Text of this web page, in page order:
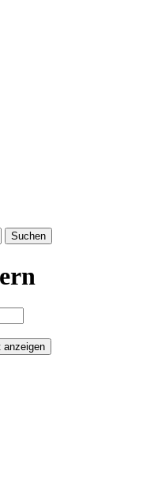
Suchen
anzeigen